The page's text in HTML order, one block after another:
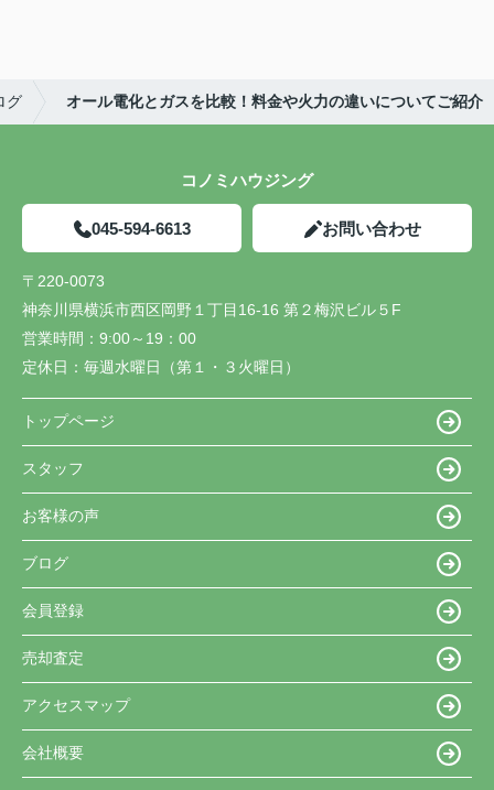
グ オール電化とガスを比較！料金や火力の違いについてご紹介
コノミハウジング
045-594-6613 お問い合わせ
〒220-0073
神奈川県横浜市西区岡野１丁目16-16 第２梅沢ビル５F
営業時間： 9:00～19：00
定休日： 毎週水曜日（第１・３火曜日）
トップページ
スタッフ
お客様の声
ブログ
会員登録
売却査定
アクセスマップ
会社概要